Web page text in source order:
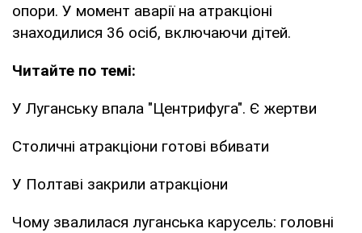
опори. У момент аварії на атракціоні
знаходилися 36 осіб, включаючи дітей.
Читайте по темі:
У Луганську впала "Центрифуга". Є жертви
Столичні атракціони готові вбивати
У Полтаві закрили атракціони
Чому звалилася луганська карусель: головні